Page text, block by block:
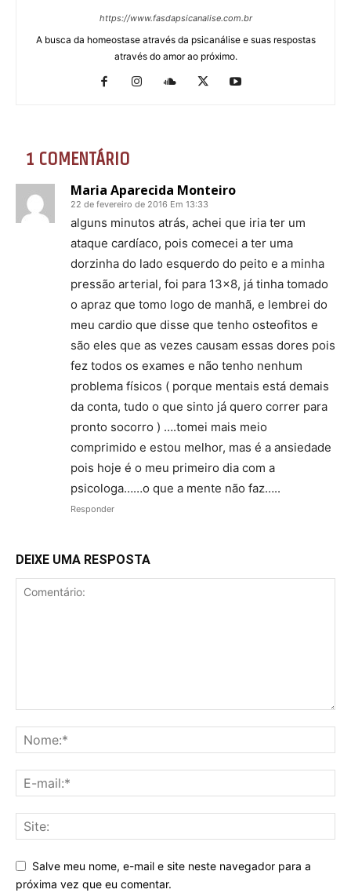
https://www.fasdapsicanalise.com.br
A busca da homeostase através da psicanálise e suas respostas
através do amor ao próximo.
1 COMENTÁRIO
Maria Aparecida Monteiro
22 de fevereiro de 2016 Em 13:33
alguns minutos atrás, achei que iria ter um
ataque cardíaco, pois comecei a ter uma
dorzinha do lado esquerdo do peito e a minha
pressão arterial, foi para 13×8, já tinha tomado
o apraz que tomo logo de manhã, e lembrei do
meu cardio que disse que tenho osteofitos e
são eles que as vezes causam essas dores pois
fez todos os exames e não tenho nenhum
problema físicos ( porque mentais está demais
da conta, tudo o que sinto já quero correr para
pronto socorro ) ….tomei mais meio
comprimido e estou melhor, mas é a ansiedade
pois hoje é o meu primeiro dia com a
psicologa……o que a mente não faz…..
Responder
DEIXE UMA RESPOSTA
Salve meu nome, e-mail e site neste navegador para a
próxima vez que eu comentar.